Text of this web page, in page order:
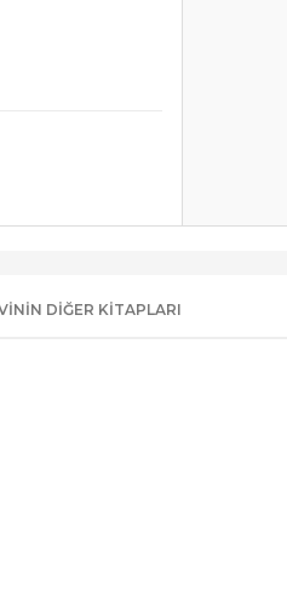
DIĞER KITAPLARI